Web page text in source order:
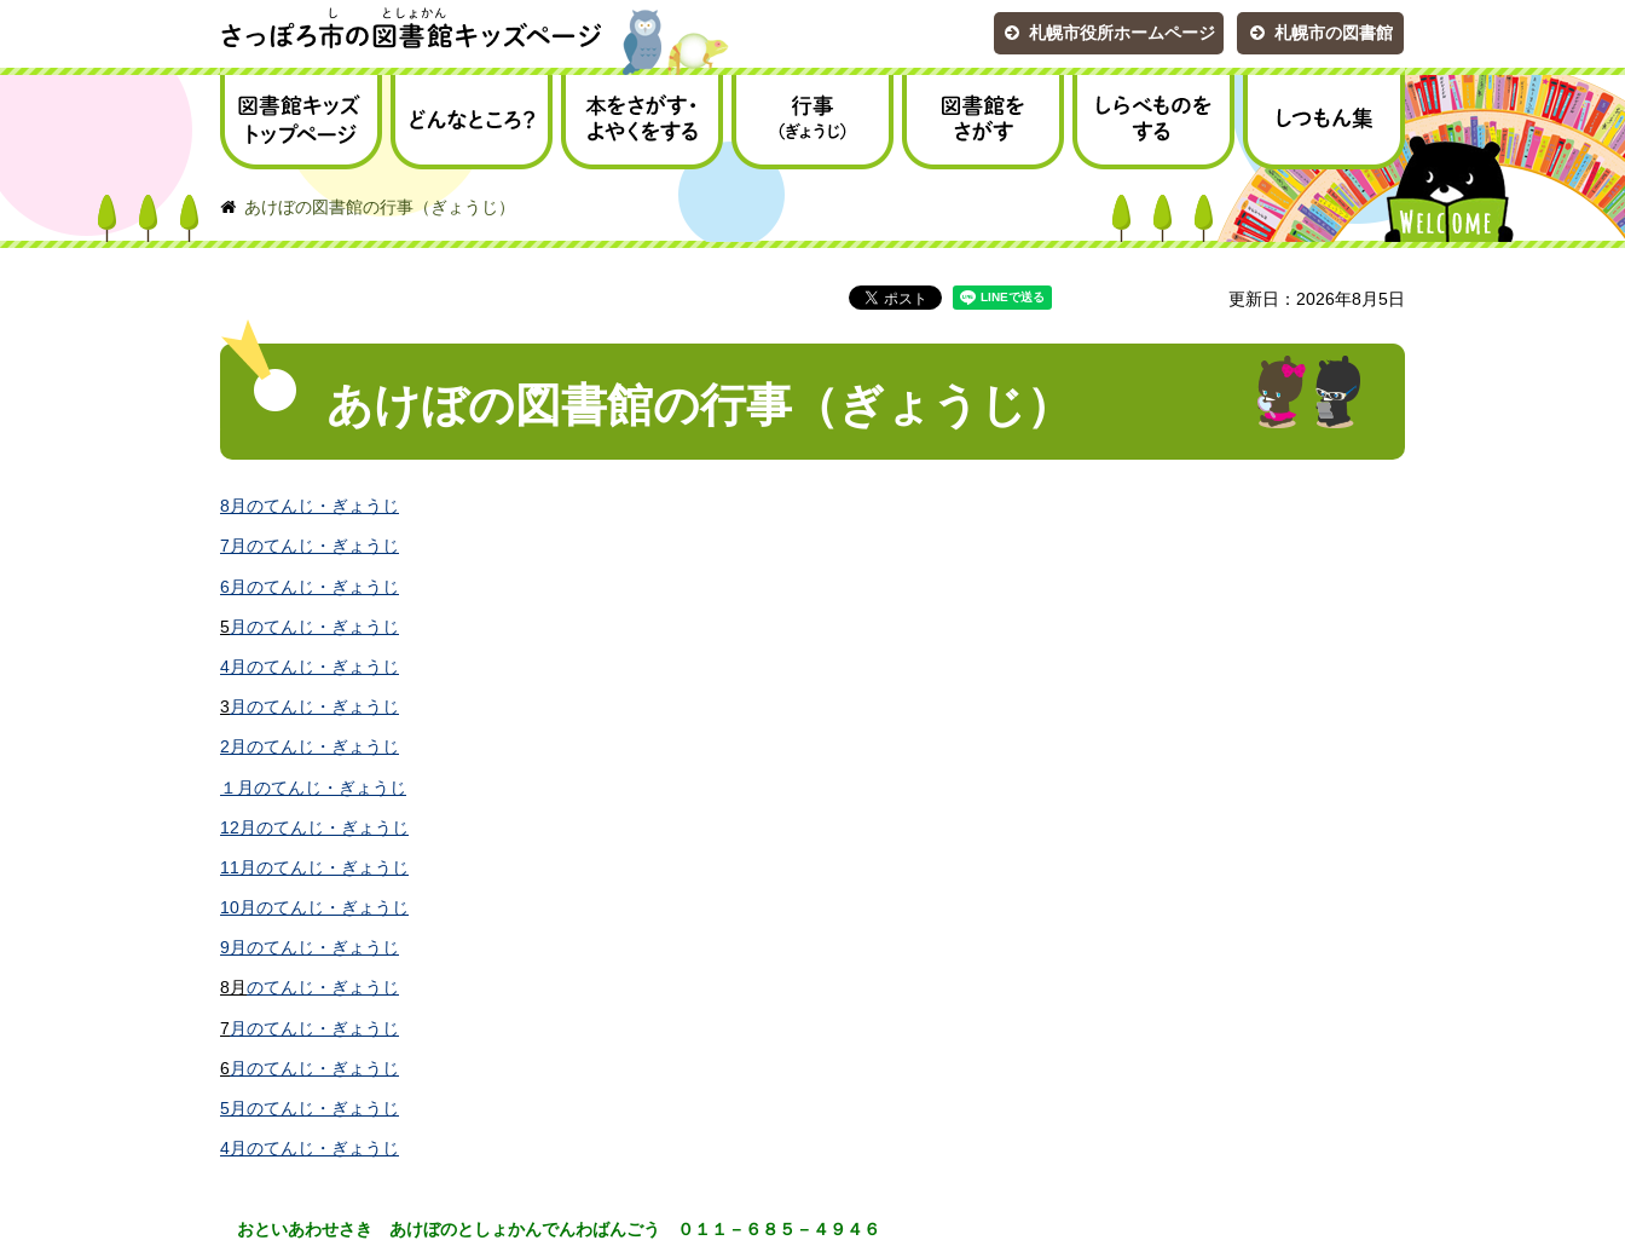
さっぽろ市の図書館キッズページ
札幌市役所ホームページ 札幌市の図書館
ページ
よやくをする
あけぼの図書館の行事（ぎょうじ）
更新日：2026年8月5日
あけぼの図書館の行事（ぎょうじ）
8月のてんじ・ぎょうじ
7月のてんじ・ぎょうじ
6月のてんじ・ぎょうじ
5月のてんじ・ぎょうじ
4月のてんじ・ぎょうじ
3 月のてんじ・ぎょうじ
2月のてんじ・ぎょうじ
１月のてんじ・ぎょうじ
12月のてんじ・ぎょうじ
11月のてんじ・ぎょうじ
10月のてんじ・ぎょうじ
9月のてんじ・ぎょうじ
8月のてんじ・ぎょうじ
7 月のてんじ・ぎょうじ
6月のてんじ・ぎょうじ
5月のてんじ・ぎょうじ
4月のてんじ・ぎょうじ
おといあわせさき あけぼのとしょかんでんわばんごう ０１１－６８５－４９４６